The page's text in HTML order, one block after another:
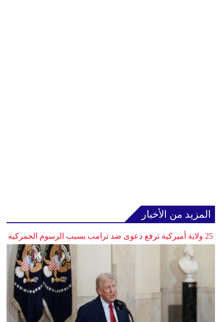
المزيد من الأخبار
25 ولاية أميركية ترفع دعوى ضد ترامب بسبب الرسوم الجمركية